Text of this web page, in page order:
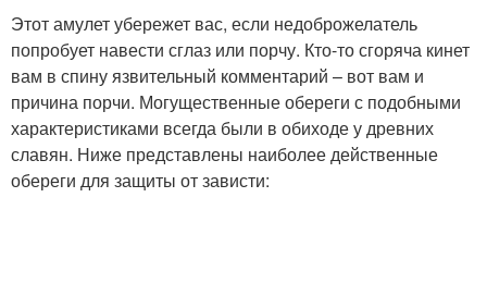
Этот амулет убережет вас, если недоброжелатель
попробует навести сглаз или порчу. Кто-то сгоряча кинет
вам в спину язвительный комментарий – вот вам и
причина порчи. Могущественные обереги с подобными
характеристиками всегда были в обиходе у древних
славян. Ниже представлены наиболее действенные
обереги для защиты от зависти: